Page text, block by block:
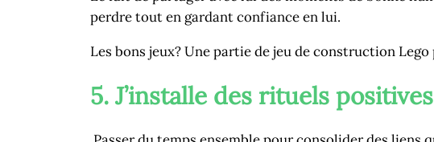
perdre tout en gardant confiance en lui.
Les bons jeux? Une partie de jeu de construction
5. J’installe des rituels positives